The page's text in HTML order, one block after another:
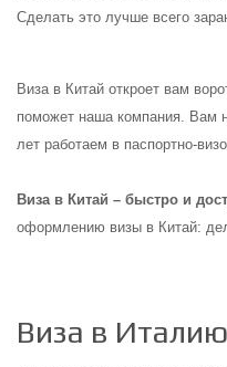
Сделать это лучше всего
Виза в Китай откроет вам
поможет наша компания. Вам
лет работаем в паспортно-
Виза в Китай – быстро и
оформлению визы в Китай:
Виза в